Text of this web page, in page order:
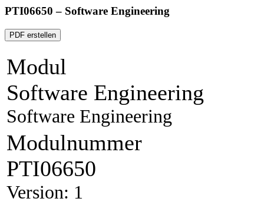
PTI06650 – Software Engineering
PDF erstellen
Modul
Software Engineering
Software Engineering
Modulnummer
PTI06650
Version: 1